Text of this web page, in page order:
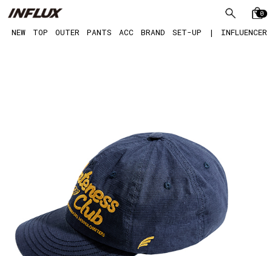
0
NEW TOP OUTER PANTS ACC BRAND SET-UP | INFLUENCER